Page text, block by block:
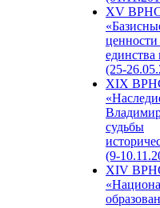
XV
единства
(25-
XIX
судьбы
(9-
XIV